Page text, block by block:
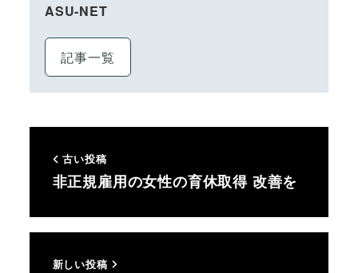
ASU-NET
記事一覧
古い投稿
非正規雇用の女性の育休取得 改善を
新しい投稿